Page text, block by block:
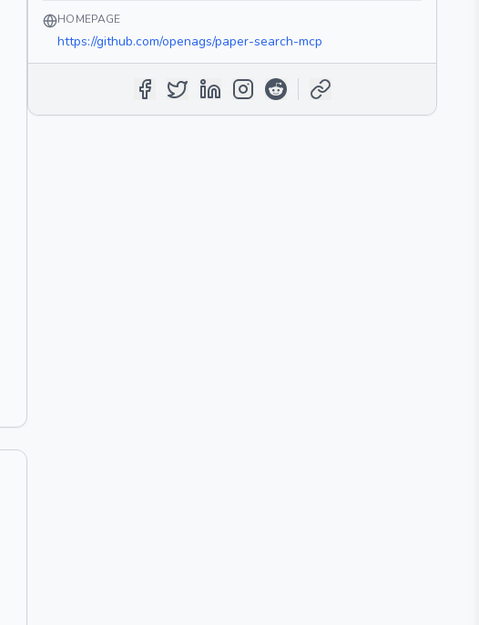
HOMEPAGE
https://github.com/openags/paper-search-mcp